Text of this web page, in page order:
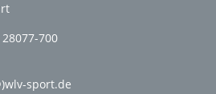
700
sport.de